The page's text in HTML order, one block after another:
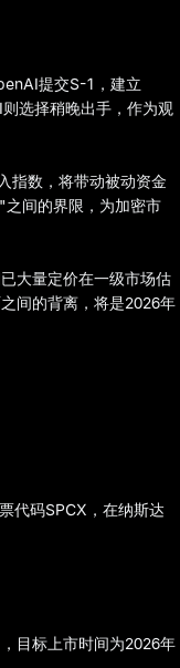
提交S-1，建立
选择稍晚出手，作为观
指数，将带动被动资金
间的界限，为加密市
大量定价在一级市场估
间的背离，将是2026年
代码SPCX，在纳斯达
目标上市时间为2026年